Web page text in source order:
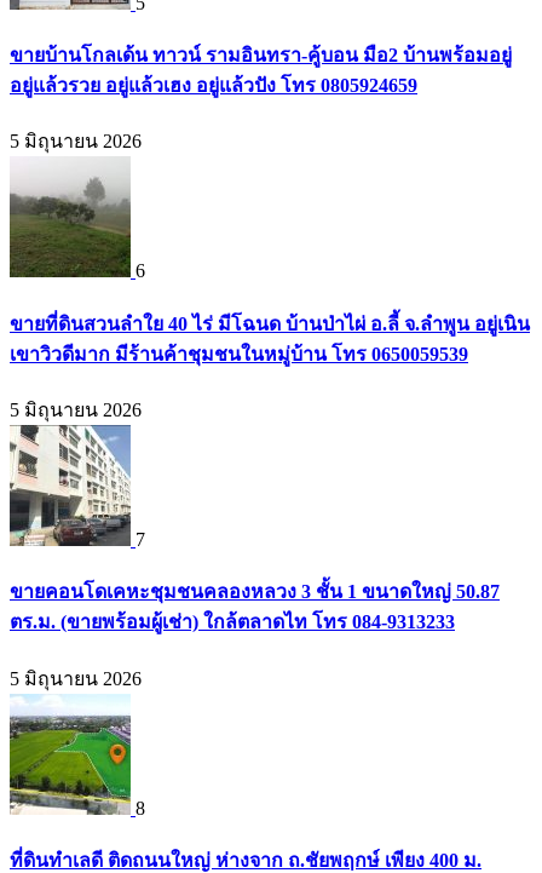
ขายบ้านโกลเด้น ทาวน์ รามอินทรา-คู้บอน มือ2 บ้านพร้อมอยู่
อยู่แล้วรวย อยู่แล้วเฮง อยู่แล้วปัง โทร 0805924659
5 มิถุนายน 2026
6
ขายที่ดินสวนลำใย 40 ไร่ มีโฉนด บ้านป่าไผ่ อ.ลี้ จ.ลำพูน อยู่เนิน
เขาวิวดีมาก มีร้านค้าชุมชนในหมู่บ้าน โทร 0650059539
5 มิถุนายน 2026
7
ขายคอนโดเคหะชุมชนคลองหลวง 3 ชั้น 1 ขนาดใหญ่ 50.87
ตร.ม. (ขายพร้อมผู้เช่า) ใกล้ตลาดไท โทร 084-9313233
5 มิถุนายน 2026
8
ที่ดินทำเลดี ติดถนนใหญ่ ห่างจาก ถ.ชัยพฤกษ์ เพียง 400 ม.